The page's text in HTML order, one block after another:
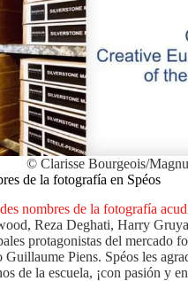
© Clarisse Bourgeois/
de la fotografía en Spéos
nombres de la fotografía
Reza Deghati, Harry
protagonistas del mercado
Piens. Spéos les
de la escuela, ¡con pasión y